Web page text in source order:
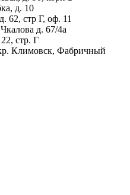
д. 10
62, стр Г, оф. 11
д. 67/4а
стр. Г
Климовск, Фабричный